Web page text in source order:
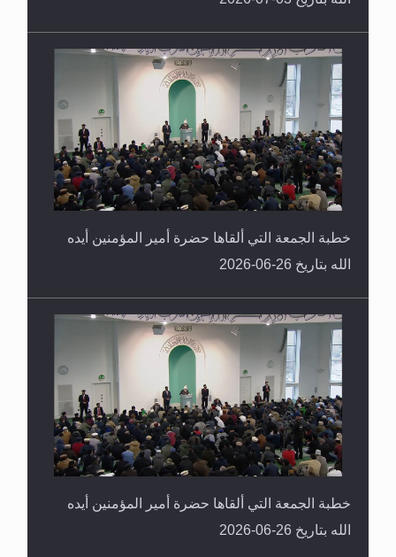
خطبة الجمعة التي ألقاها حضرة أمير المؤمنين أيده
الله بتاريخ 26-06-2026
خطبة الجمعة التي ألقاها حضرة أمير المؤمنين أيده
الله بتاريخ 26-06-2026